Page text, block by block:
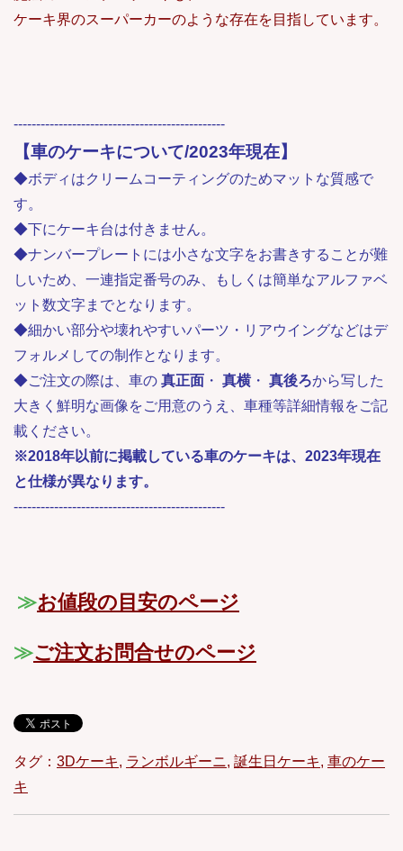
ケーキ界のスーパーカーのような存在を目指しています。
-----------------------------------------------
【車のケーキについて/2023年現在】
◆ボディはクリームコーティングのためマットな質感で
す。
◆下にケーキ台は付きません。
◆ナンバープレートには小さな文字をお書きすることが難
しいため、一連指定番号のみ、もしくは簡単なアルファベ
ット数文字までとなります。
◆細かい部分や壊れやすいパーツ・リアウイングなどはデ
フォルメしての制作となります。
◆ご注文の際は、車の 真正面 ・ 真横・ 真後ろから写した
大きく鮮明な画像をご用意のうえ、車種等詳細情報をご記
載ください。
※2018年以前に掲載している車のケーキは、2023年現在
と仕様が異なります。
-----------------------------------------------
≫お値段の目安のページ
≫ご注文お問合せのページ
タグ： 3Dケーキ, ランボルギーニ, 誕生日ケーキ, 車のケー
キ